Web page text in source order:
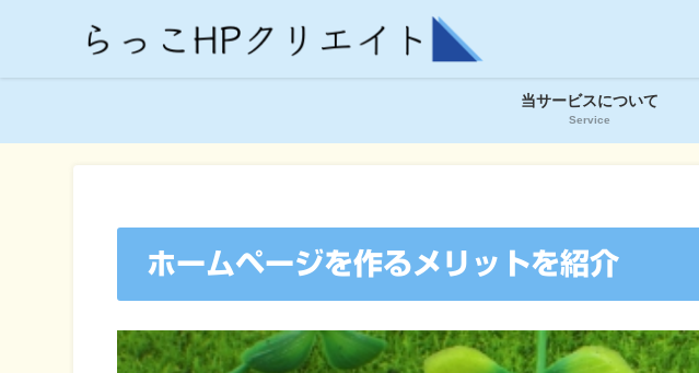
当サービスについて
Service
ホームページを作るメリットを紹介